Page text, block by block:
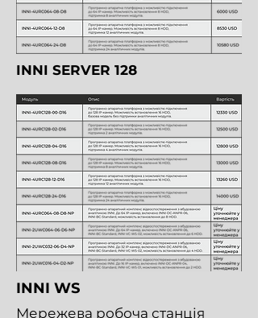
INNI SERVER 128
INNI WS
Мережева робоча станція